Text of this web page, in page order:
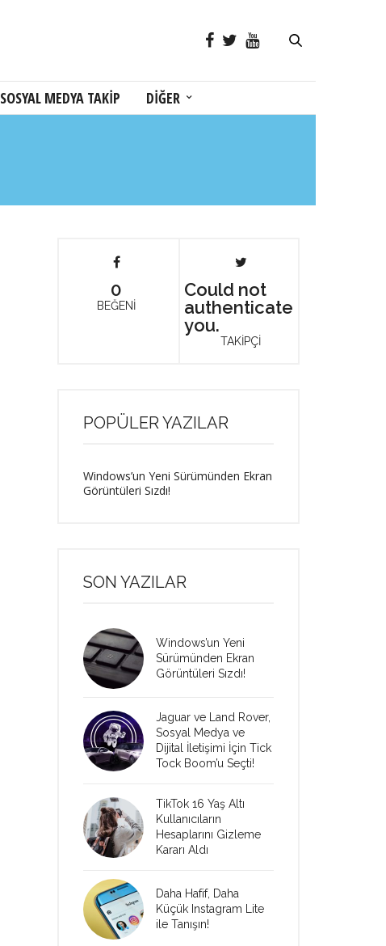
SOSYAL MEDYA TAKİP DİĞER
0
BEĞENİ
Could not
authenticate
you.
TAKİPÇİ
POPÜLER YAZILAR
Windows’un Yeni Sürümünden Ekran
Görüntüleri Sızdı!
SON YAZILAR
Windows’un Yeni
Sürümünden Ekran
Görüntüleri Sızdı!
Jaguar ve Land Rover,
Sosyal Medya ve
Dijital İletişimi İçin Tick
Tock Boom’u Seçti!
TikTok 16 Yaş Altı
Kullanıcıların
Hesaplarını Gizleme
Kararı Aldı
Daha Hafif, Daha
Küçük Instagram Lite
ile Tanışın!